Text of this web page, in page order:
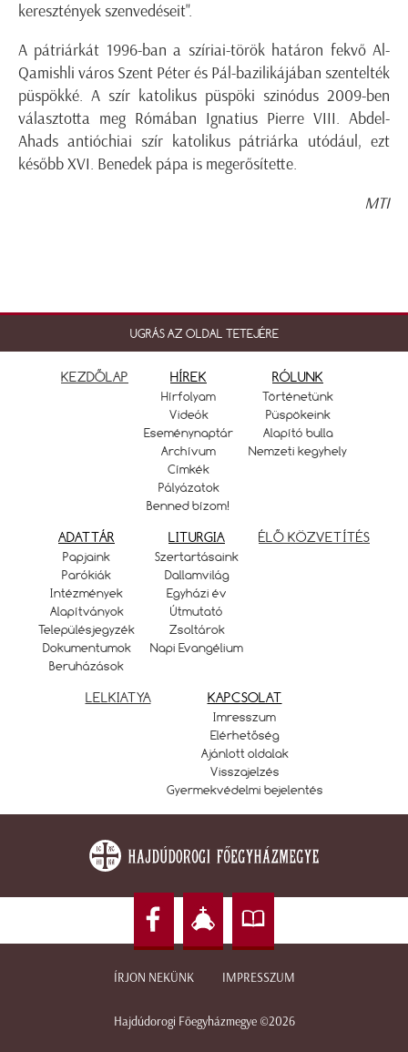
keresztények szenvedéseit".
A pátriárkát 1996-ban a szíriai-török határon fekvő Al-
Qamishli város Szent Péter és Pál-bazilikájában szentelték
püspökké. A szír katolikus püspöki szinódus 2009-ben
választotta meg Rómában Ignatius Pierre VIII. Abdel-
Ahads antióchiai szír katolikus pátriárka utódául, ezt
később XVI. Benedek pápa is megerősítette.
MTI
UGRÁS AZ OLDAL TETEJÉRE
KEZDŐLAP HÍREK
Hírfolyam
Videók
Eseménynaptár
Archívum
Címkék
Pályázatok
Benned bízom!
RÓLUNK
Történetünk
Püspökeink
Alapító bulla
Nemzeti kegyhely
ADATTÁR
Papjaink
Parókiák
Intézmények
Alapítványok
Településjegyzék
Dokumentumok
Beruházások
LITURGIA
Szertartásaink
Dallamvilág
Egyházi év
Útmutató
Zsoltárok
Napi Evangélium
ÉLŐ KÖZVETÍTÉS
LELKIATYA KAPCSOLAT
Imresszum
Elérhetőség
Ajánlott oldalak
Visszajelzés
Gyermekvédelmi bejelentés
ÍRJON NEKÜNK IMPRESSZUM
Hajdúdorogi Főegyházmegye ©2026